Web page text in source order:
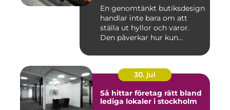
En genomtänkt butiksdesign
handlar inte bara om att
ställa ut hyllor och varor.
Den påverkar hur kun...
30. jul
Så hittar företag rätt bland
lediga lokaler i stockholm